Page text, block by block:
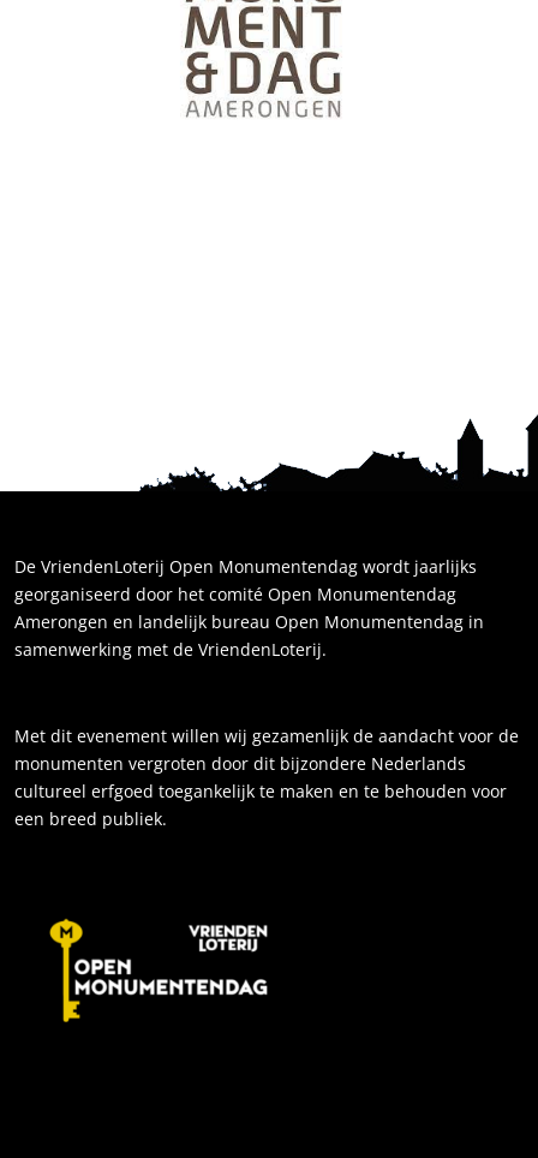
De VriendenLoterij Open Monumentendag wordt jaarlijks
georganiseerd door het comité Open Monumentendag
Amerongen en landelijk bureau Open Monumentendag in
samenwerking met de VriendenLoterij.
Met dit evenement willen wij gezamenlijk de aandacht voor de
monumenten vergroten door dit bijzondere Nederlands
cultureel erfgoed toegankelijk te maken en te behouden voor
een breed publiek.